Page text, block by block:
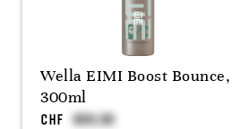
Wella EIMI Boost Bounce,
300ml
CHF